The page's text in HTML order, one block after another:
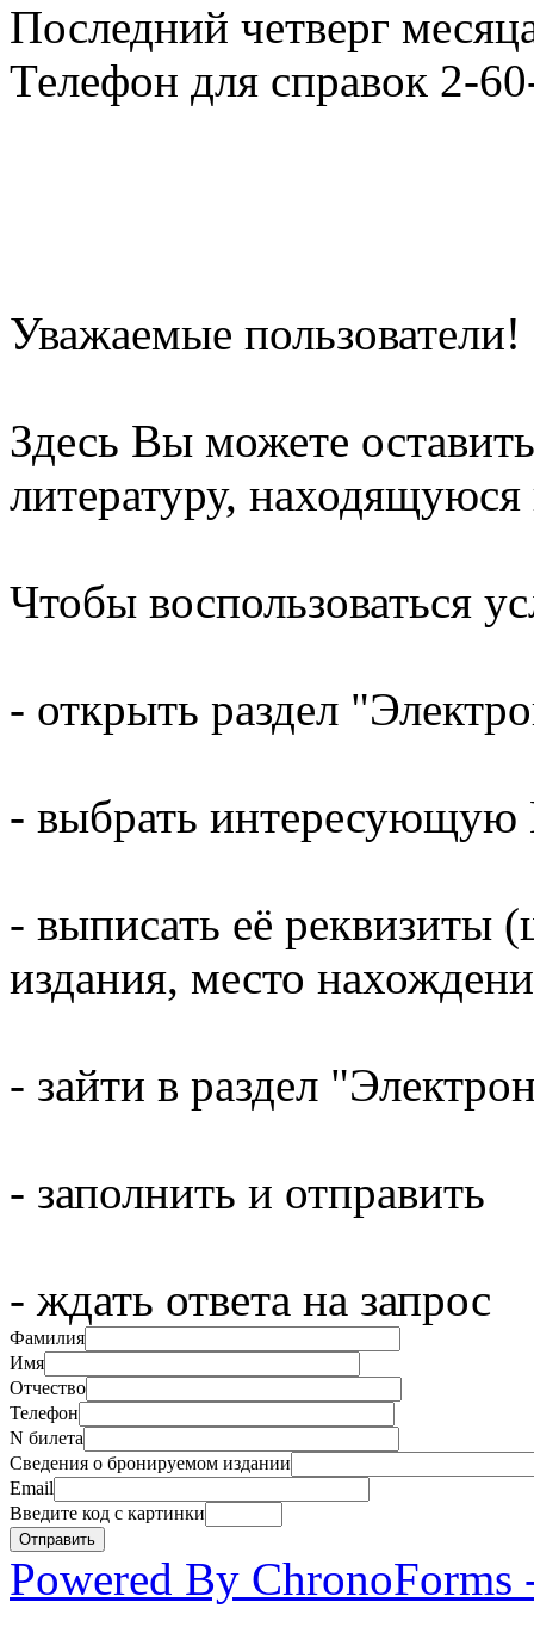
Последний четверг
Телефон для справок 2-
Уважаемые пользователи!
Здесь Вы можете
литературу,
Чтобы воспользоваться
- открыть раздел
- выбрать интересующую
- выписать её реквизиты
издания, место
- зайти в раздел
- заполнить и отправить
- ждать ответа на запрос
Фамилия
Имя
Отчество
Телефон
N билета
Сведения о бронируемом издании
Email
Введите код с картинки
Powered By ChronoForms